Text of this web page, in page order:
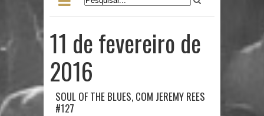
11 de fevereiro de
2016
SOUL OF THE BLUES, COM JEREMY REES
#127